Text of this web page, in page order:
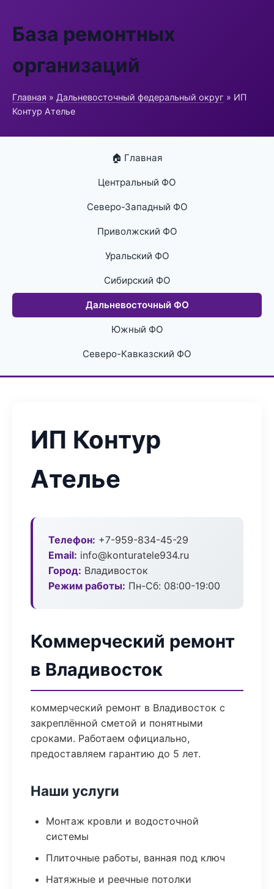
База ремонтных
организаций
Главная » Дальневосточный федеральный округ » ИП
Контур Ателье
🏠 Главная
Центральный ФО
Северо-Западный ФО
Приволжский ФО
Уральский ФО
Сибирский ФО
Дальневосточный ФО
Южный ФО
Северо-Кавказский ФО
ИП Контур
Ателье
Телефон: +7-959-834-45-29
Email: info@konturatele934.ru
Город: Владивосток
Режим работы: Пн-Сб: 08:00-19:00
Коммерческий ремонт
в Владивосток
коммерческий ремонт в Владивосток с
закреплённой сметой и понятными
сроками. Работаем официально,
предоставляем гарантию до 5 лет.
Наши услуги
Монтаж кровли и водосточной
системы
Плиточные работы, ванная под ключ
Натяжные и реечные потолки